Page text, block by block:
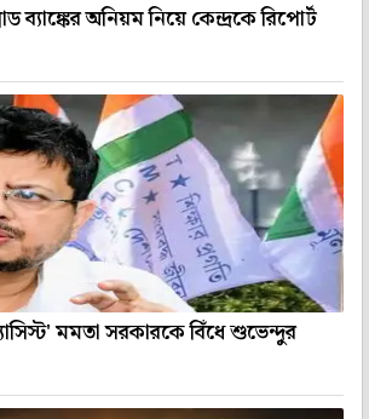
ব্যাঙ্কের অনিয়ম নিয়ে কেন্দ্রকে রিপোর্ট
মমতা সরকারকে বিঁধে শুভেন্দুর